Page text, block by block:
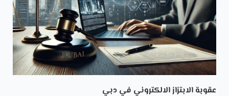
عقوبة الابتزاز الالكتروني في دبي